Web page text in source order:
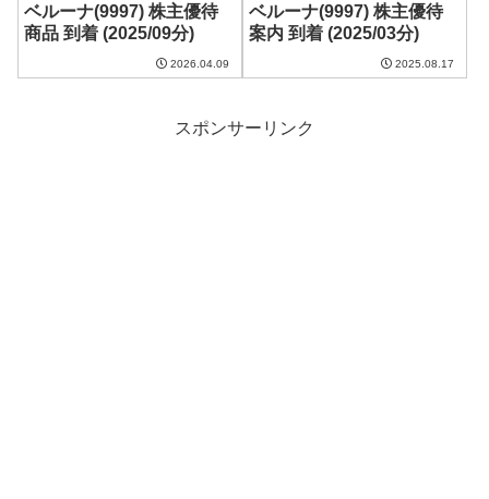
ベルーナ(9997) 株主優待
商品 到着 (2025/09分)
2026.04.09
ベルーナ(9997) 株主優待
案内 到着 (2025/03分)
2025.08.17
スポンサーリンク